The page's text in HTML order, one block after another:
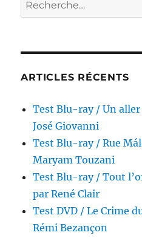
pour :
ARTICLES RÉCENTS
Test Blu-ray / Un
José Giovanni
Test Blu-ray / Rue
Maryam Touzani
Test Blu-ray / Tout
par René Clair
Test DVD / Le Crime
Rémi Bezançon